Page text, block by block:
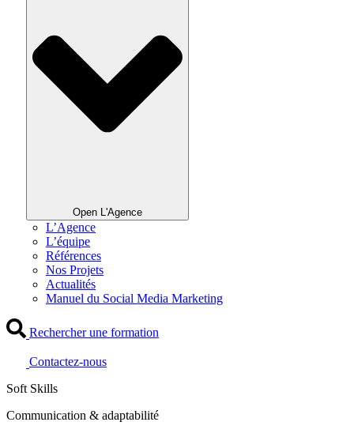
Open L'Agence
L’Agence
L’équipe
Références
Nos Projets
Actualités
Manuel du Social Media Marketing
Rechercher une formation
Contactez-nous
Soft Skills
Communication & adaptabilité